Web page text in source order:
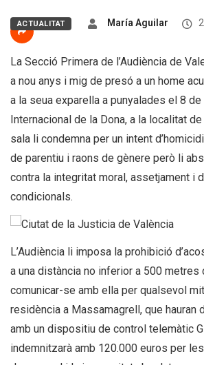
ACTUALITAT María Aguilar
La Secció Primera de l’Audiència de
a nou anys i mig de presó a un home
a la seua exparella a punyalades el 8
Internacional de la Dona, a la localitat
sala li condemna per un intent
de parentiu i raons de gènere però li
contra la integritat moral, assetjament i
condicionals.
L’Audiència li imposa la prohibició
a una distància no inferior a 500 metres
comunicar-se amb ella per qualsevol
residència a Massamagrell, que hauran
amb un dispositiu de control telemàtic
indemnitzarà amb 120.000 euros per